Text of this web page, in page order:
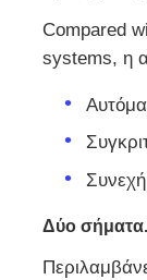
Compared
systems, η
Συνεχή
Δύο σήματα.